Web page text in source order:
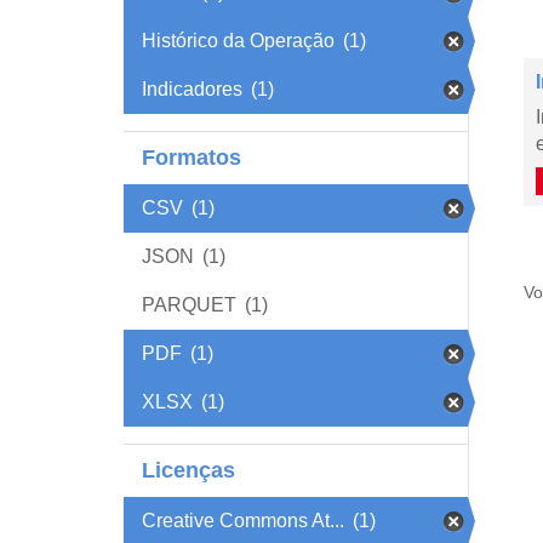
Histórico da Operação (1)
Indicadores (1)
Formatos
CSV (1)
JSON (1)
PARQUET (1)
PDF (1)
XLSX (1)
Licenças
Creative Commons At... (1)